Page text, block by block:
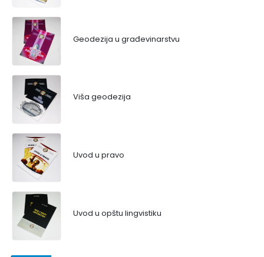
Geodezija u građevinarstvu
Viša geodezija
Uvod u pravo
Uvod u opštu lingvistiku